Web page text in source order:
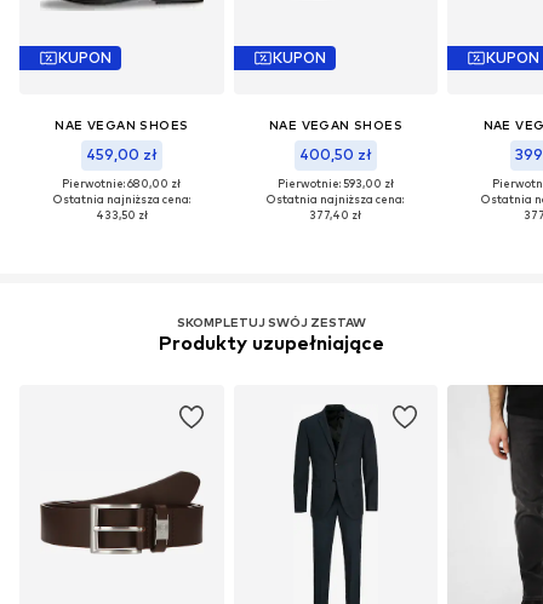
KUPON
NAE VEGAN SHOES
459,00 zł
Pierwotnie: 680,00 zł
Ostatnia najniższa cena:
433,50 zł
KUPON
NAE VEGAN SHOES
400,50 zł
Pierwotnie: 593,00 zł
Ostatnia najniższa cena:
377,40 zł
KUPON
NAE
Ostatnia
SKOMPLETUJ SWÓJ ZESTAW
Produkty uzupełniające